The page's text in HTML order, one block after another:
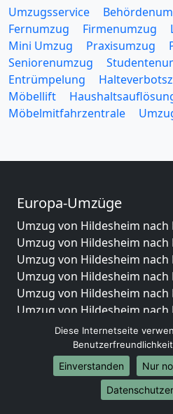
Umzugsservice
Fernumzug
Firmenumzug
Mini Umzug
Praxisumzug
Seniorenumzug
Entrümpelung
Möbellift
Möbelmitfahrzentrale
Europa-Umzüge
Umzug von Hildesheim nach
Umzug von Hildesheim nach
Umzug von Hildesheim nach
Umzug von Hildesheim
Umzug von Hildesheim nach
Umzug von Hildesheim nach
Umzug von Hildesheim
und Herzegowina
Umzug von Hildesheim
Umzug von Hildesheim
Umzug von Hildesheim nach
Diese Internetseite
Einverstanden
Nur